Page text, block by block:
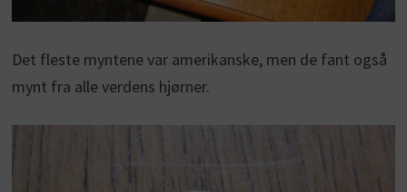
Det fleste myntene var amerikanske, men de fant også
mynt fra alle verdens hjørner.